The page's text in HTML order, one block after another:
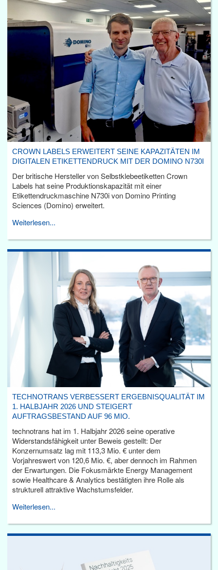
CROWN LABELS ERWEITERT SEINE KAPAZITÄTEN IM
DIGITALEN ETIKETTENDRUCK MIT DER DOMINO N730I
Der britische Hersteller von Selbstklebeetiketten Crown
Labels hat seine Produktionskapazität mit einer
Etikettendruckmaschine N730i von Domino Printing
Sciences (Domino) erweitert.
Weiterlesen...
TECHNOTRANS VERBESSERT ERGEBNISQUALITÄT IM
1. HALBJAHR 2026 UND STEIGERT
AUFTRAGSBESTAND AUF 96 MIO.
technotrans hat im 1. Halbjahr 2026 seine operative
Widerstandsfähigkeit unter Beweis gestellt: Der
Konzernumsatz lag mit 113,3 Mio. € unter dem
Vorjahreswert von 120,6 Mio. €, aber dennoch im Rahmen
der Erwartungen. Die Fokusmärkte Energy Management
sowie Healthcare & Analytics bestätigten ihre Rolle als
strukturell attraktive Wachstumsfelder.
Weiterlesen...